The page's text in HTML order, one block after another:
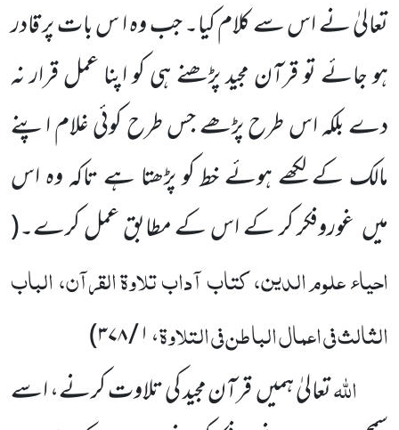
تعالیٰ نے اسسے کلام کیا۔ جب وہ ا س بات پر قادر
ہو جائے تو قرآن مجید پڑھنے ہی کو اپنا عمل قرار نہ
دے بلکہ اس طرح پڑھے جس طرح کوئی غلام اپنے
مالک کے لکھے ہوئے خط کو پڑھتا ہے تاکہ وہ اس
میں غوروفکر کر کے اس کے مطابق عمل کرے۔(
احیاء علوم الدین، کتاب آداب تلاوۃ القرآن، الباب
الثالث فی اعمال الباطن فی التلاوۃ، ۱ / ۳۷۸ )
اللہتعالیٰ ہمیںقرآن مجید کی تلاوت کرنے، اسے